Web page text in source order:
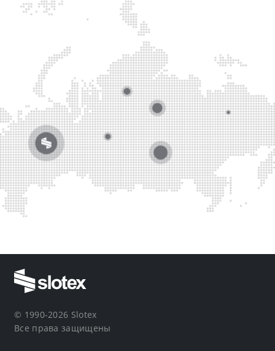
© 1990-2026 Slotex
Все права защищены